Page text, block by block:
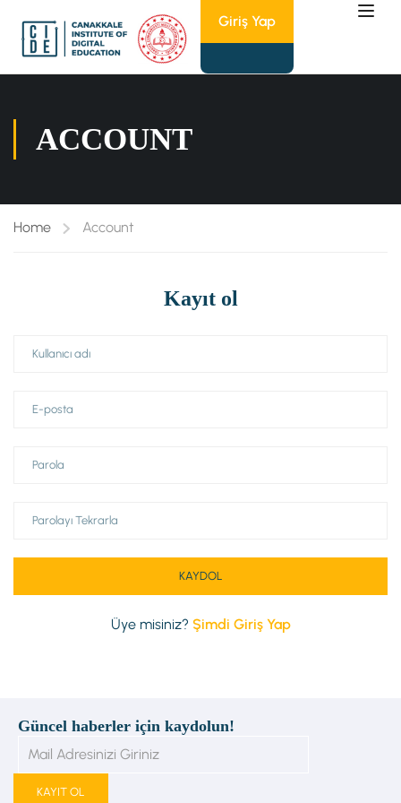
Giriş Yap
ACCOUNT
Home Account
Kayıt ol
Üye misiniz? Şimdi Giriş Yap
Güncel haberler için kaydolun!